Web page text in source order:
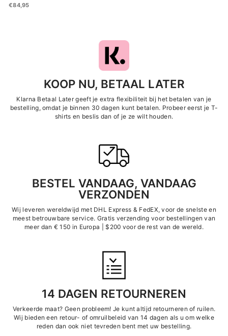
€84,95
KOOP NU, BETAAL LATER
Klarna Betaal Later geeft je extra flexibiliteit bij het betalen van je
bestelling, omdat je binnen 30 dagen kunt betalen. Probeer eerst je T-
shirts en beslis dan of je ze wilt houden.
BESTEL VANDAAG, VANDAAG
VERZONDEN
Wij leveren wereldwijd met DHL Express & FedEX, voor de snelste en
meest betrouwbare service. Gratis verzending voor bestellingen van
meer dan € 150 in Europa | $200 voor de rest van de wereld.
14 DAGEN RETOURNEREN
Verkeerde maat? Geen probleem! Je kunt altijd retourneren of ruilen.
Wij bieden een retour- of omruilbeleid van 14 dagen als u om welke
reden dan ook niet tevreden bent met uw bestelling.